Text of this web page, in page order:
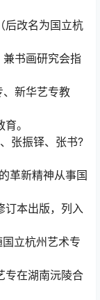
改名为国立杭
画研究会指
华艺专教
。
张振铎、张书?
精神从事国
本出版，列入
立杭州艺术专
在湖南沅陵合